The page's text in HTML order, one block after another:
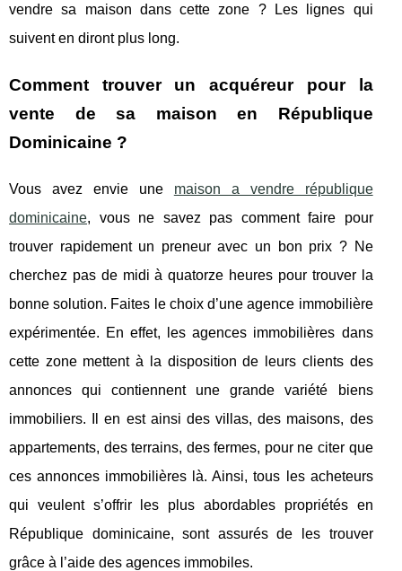
vendre sa maison dans cette zone ? Les lignes qui
suivent en diront plus long.
Comment trouver un acquéreur pour la
vente de sa maison en République
Dominicaine ?
Vous avez envie une maison a vendre république
dominicaine, vous ne savez pas comment faire pour
trouver rapidement un preneur avec un bon prix ? Ne
cherchez pas de midi à quatorze heures pour trouver la
bonne solution. Faites le choix d’une agence immobilière
expérimentée. En effet, les agences immobilières dans
cette zone mettent à la disposition de leurs clients des
annonces qui contiennent une grande variété biens
immobiliers. Il en est ainsi des villas, des maisons, des
appartements, des terrains, des fermes, pour ne citer que
ces annonces immobilières là. Ainsi, tous les acheteurs
qui veulent s’offrir les plus abordables propriétés en
République dominicaine, sont assurés de les trouver
grâce à l’aide des agences immobiles.